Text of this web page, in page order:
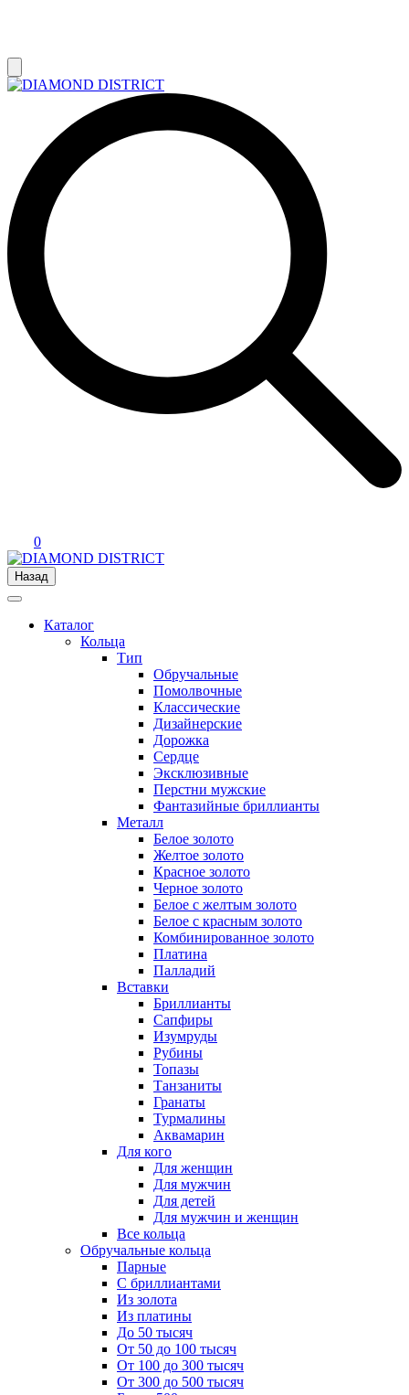
0
Назад
Каталог
Кольца
Тип
Обручальные
Помолвочные
Классические
Дизайнерские
Дорожка
Сердце
Эксклюзивные
Перстни мужские
Фантазийные бриллианты
Металл
Белое золото
Желтое золото
Красное золото
Черное золото
Белое с желтым золото
Белое с красным золото
Комбинированное золото
Платина
Палладий
Вставки
Бриллианты
Сапфиры
Изумруды
Рубины
Топазы
Танзаниты
Гранаты
Турмалины
Аквамарин
Для кого
Для женщин
Для мужчин
Для детей
Для мужчин и женщин
Все кольца
Обручальные кольца
Парные
С бриллиантами
Из золота
Из платины
До 50 тысяч
От 50 до 100 тысяч
От 100 до 300 тысяч
От 300 до 500 тысяч